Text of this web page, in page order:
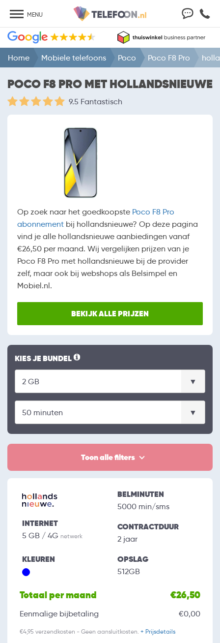
MENU
Home Mobiele telefoons Poco Poco F8 Pro
POCO F8 PRO MET HOLLANDSNIEUWE
9.5 Fantastisch
Op zoek naar het goedkoopste Poco F8 Pro
abonnement bij hollandsnieuwe? Op deze pagina
vind je alle hollandsnieuwe aanbiedingen vanaf
€26,50 per maand. Wij vergelijken prijzen van je
Poco F8 Pro met hollandsnieuwe bij de provider
zelf, maar ook bij webshops als Belsimpel en
Mobiel.nl.
BEKIJK ALLE PRIJZEN
KIES JE BUNDEL
Toon alle filters
INTERNET
5 GB / 4G netwerk
BELMINUTEN
5000 min/sms
CONTRACTDUUR
2 jaar
KLEUREN OPSLAG
512GB
Totaal per maand €26,50
Eenmalige bijbetaling €0,00
€4,95 verzendkosten - Geen aansluitkosten. + Prijsdetails